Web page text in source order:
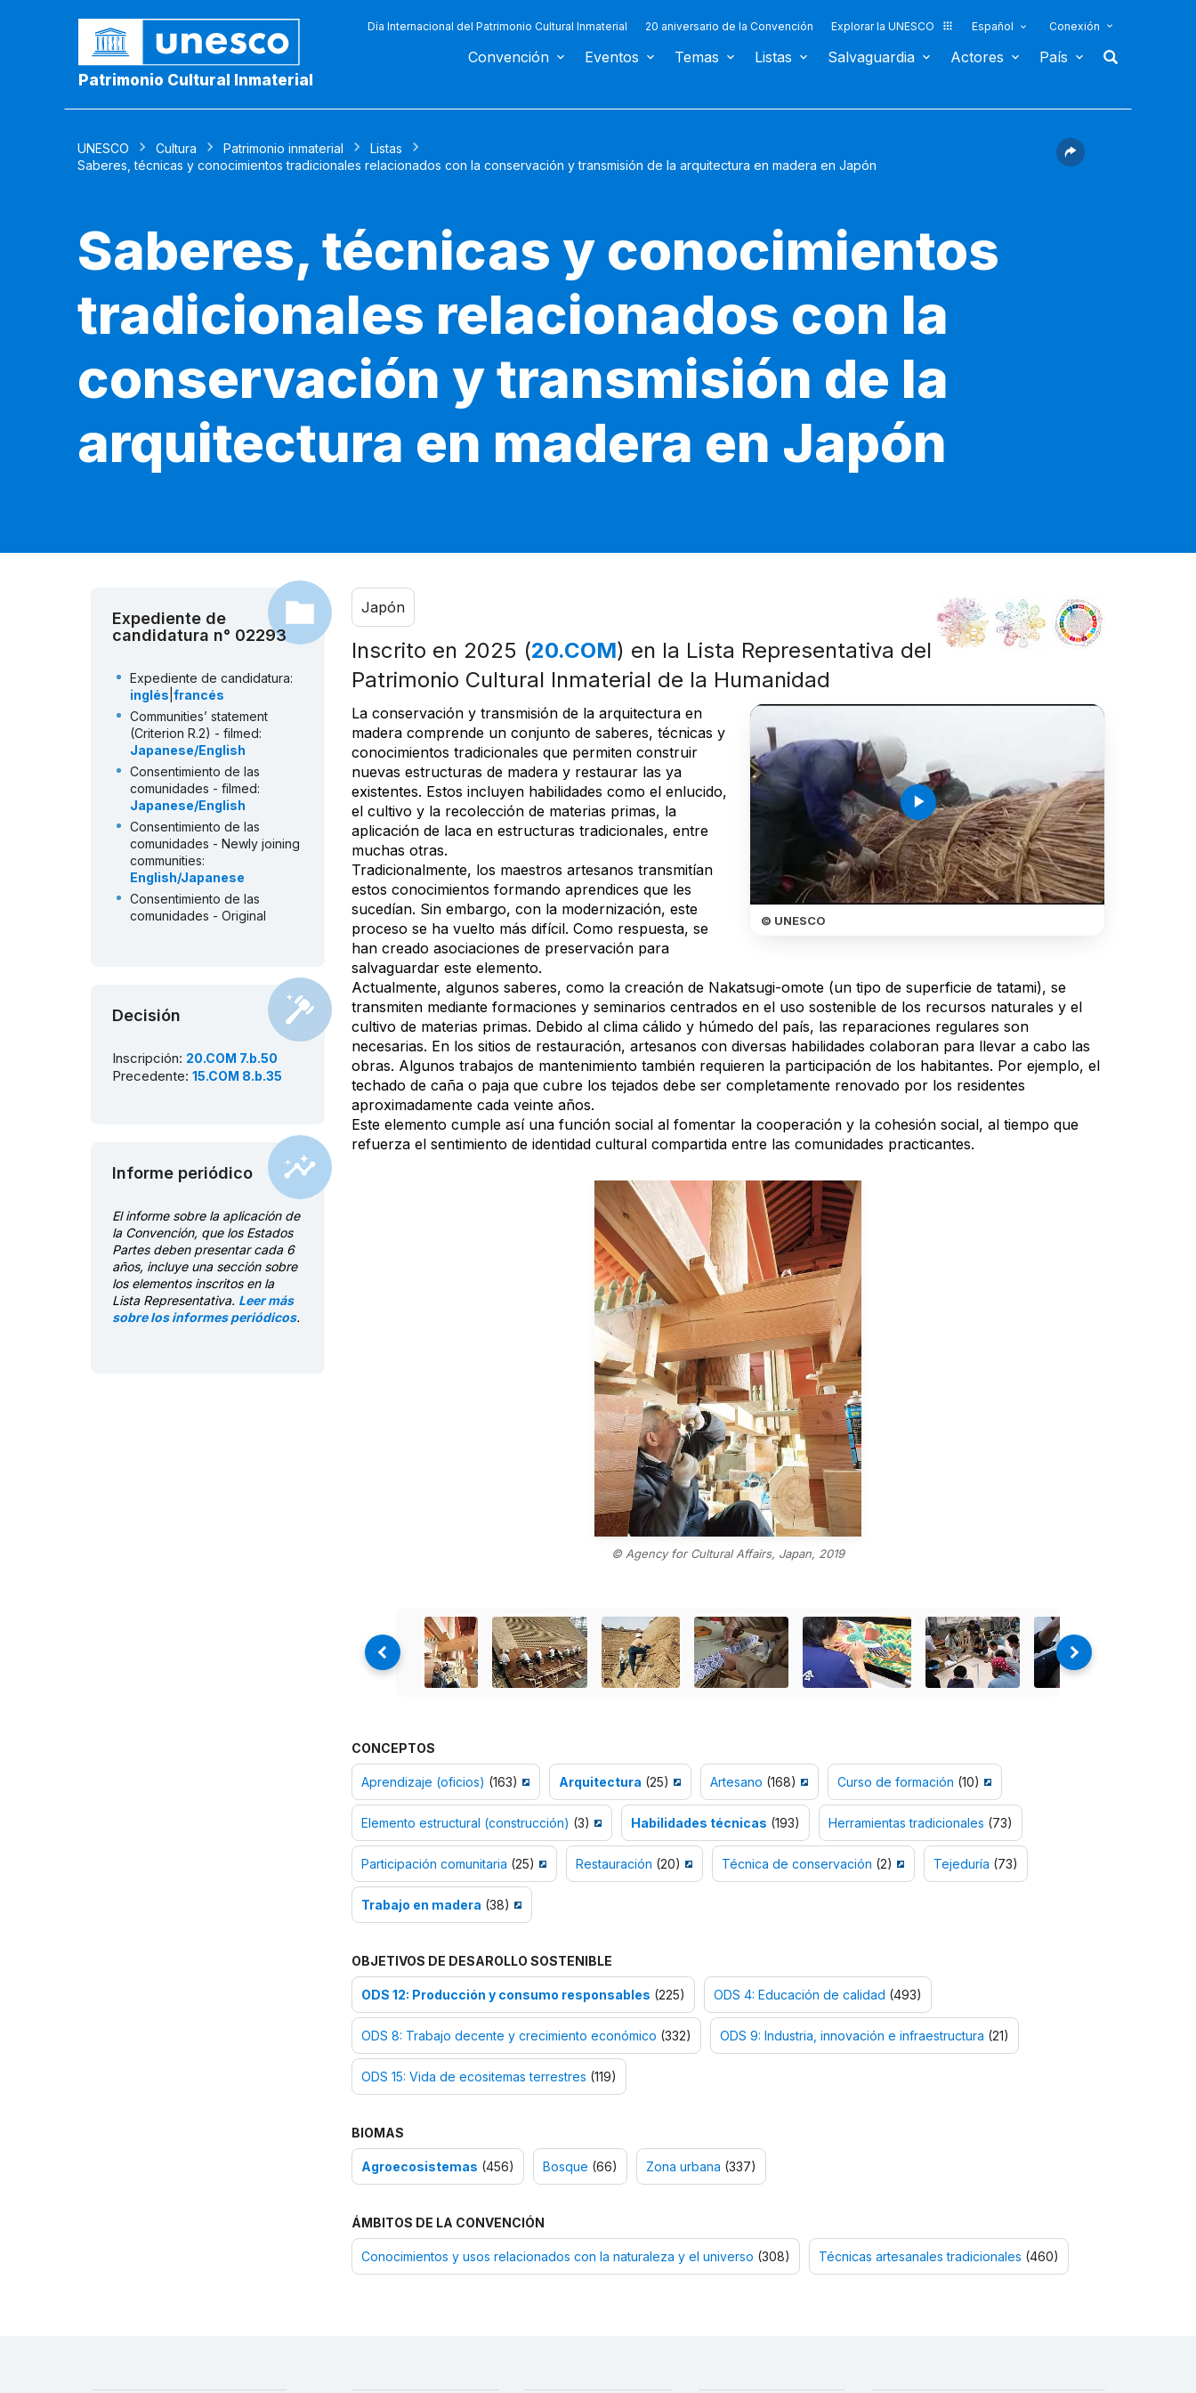
Patrimonio Cultural Inmaterial
Día Internacional del Patrimonio Cultural Inmaterial 20 aniversario de la Convención Explorar la UNESCO Español Conexión
Convención Eventos Temas Listas Salvaguardia Actores País
UNESCO Cultura Patrimonio inmaterial
Listas
Saberes, técnicas y conocimientos tradicionales relacionados con la conservación y transmisión de la arquitectura en madera en Japón
Saberes, técnicas y conocimientos
tradicionales relacionados con la
conservación y transmisión de la
arquitectura en madera en Japón
Expediente de
candidatura n° 02293
Expediente de candidatura:
inglés francés
Communities’ statement
(Criterion R.2) - filmed:
Japanese/English
Consentimiento de las
comunidades - filmed:
Japanese/English
Consentimiento de las
comunidades - Newly joining
communities:
English/Japanese
Consentimiento de las
comunidades - Original
Inventario del PCI:
English/Japanese
2020
Inventario del PCI:
Decisión
Inscripción: 20.COM 7.b.50
Precedente: 15.COM 8.b.35
Informe periódico
El informe sobre la aplicación de
la Convención, que los Estados
Partes deben presentar cada 6
años, incluye una sección sobre
los elementos inscritos en la
Lista Representativa. Leer más
sobre los informes periódicos.
Japón
Inscrito en 2025 (20.COM) en la Lista Representativa del
Patrimonio Cultural Inmaterial de la Humanidad
play_arrow
© UNESCO
La conservación y transmisión de la arquitectura en
madera comprende un conjunto de saberes, técnicas y
conocimientos tradicionales que permiten construir
nuevas estructuras de madera y restaurar las ya
existentes. Estos incluyen habilidades como el enlucido,
el cultivo y la recolección de materias primas, la
aplicación de laca en estructuras tradicionales, entre
muchas otras.
Tradicionalmente, los maestros artesanos transmitían
estos conocimientos formando aprendices que les
sucedían. Sin embargo, con la modernización, este
proceso se ha vuelto más difícil. Como respuesta, se
han creado asociaciones de preservación para
salvaguardar este elemento.
Actualmente, algunos saberes, como la creación de Nakatsugi-omote (un tipo de superficie de tatami), se
transmiten mediante formaciones y seminarios centrados en el uso sostenible de los recursos naturales y el
cultivo de materias primas. Debido al clima cálido y húmedo del país, las reparaciones regulares son
necesarias. En los sitios de restauración, artesanos con diversas habilidades colaboran para llevar a cabo las
obras. Algunos trabajos de mantenimiento también requieren la participación de los habitantes. Por ejemplo, el
techado de caña o paja que cubre los tejados debe ser completamente renovado por los residentes
aproximadamente cada veinte años.
Este elemento cumple así una función social al fomentar la cooperación y la cohesión social, al tiempo que
refuerza el sentimiento de identidad cultural compartida entre las comunidades practicantes.
© Agency for Cultural Affairs, Japan, 2019
CONCEPTOS
Aprendizaje (oficios) (163) Arquitectura (25) Artesano (168) Curso de formación (10)
Elemento estructural (construcción) (3) Habilidades técnicas (193) Herramientas tradicionales (73)
Participación comunitaria (25) Restauración (20) Técnica de conservación (2) Tejeduría (73)
Trabajo en madera (38)
OBJETIVOS DE DESAROLLO SOSTENIBLE
ODS 12: Producción y consumo responsables (225) ODS 4: Educación de calidad (493)
ODS 8: Trabajo decente y crecimiento económico (332) ODS 9: Industria, innovación e infraestructura (21)
ODS 15: Vida de ecositemas terrestres (119)
BIOMAS
Agroecosistemas (456) Bosque (66) Zona urbana (337)
ÁMBITOS DE LA CONVENCIÓN
Conocimientos y usos relacionados con la naturaleza y el universo (308) Técnicas artesanales tradicionales (460)